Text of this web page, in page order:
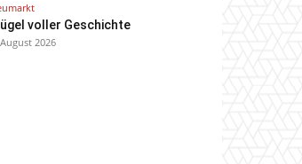
voller Geschichte
2026